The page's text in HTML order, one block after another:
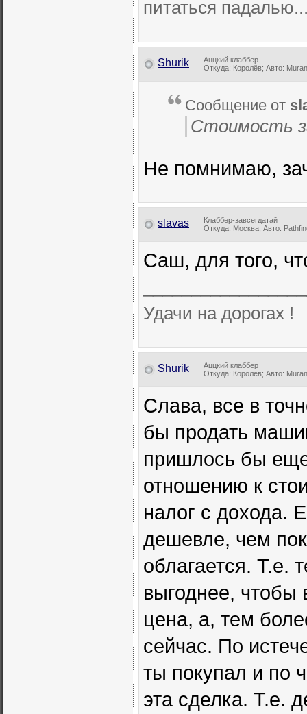
питаться
Shurik
Аццкий клаббер
Откуда: Королёв; Авто:
Сообщение от
Стоимость
Не помнимаю,
slavas
Клаббер-завсегдатай
Откуда: Москва; Авто:
Саш, для того,
Удачи на дорогах !
Shurik
Аццкий клаббер
Откуда: Королёв; Авто:
Слава, все в
бы продать
пришлось бы
отношению к
налог с дохода.
дешевле, чем
облагается. Т.е.
выгоднее, чтобы
цена, а, тем
сейчас. По
ты покупал и по
эта сделка. Т.е.